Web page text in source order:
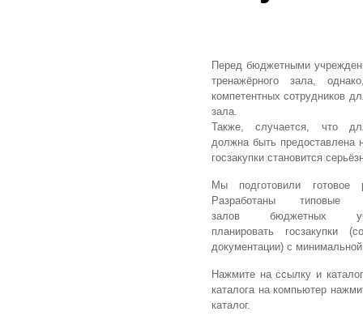
Перед бюджетными
тренажёрного зала,
компетентных сотрудников
зала.
Также, случается, что
должна быть предоставлена
госзакупки становится
Мы подготовили
Разработаны типовые
залов бюджетных
планировать госзакупки
документации) с
Нажмите на ссылку и
каталога на компьютер
каталог.